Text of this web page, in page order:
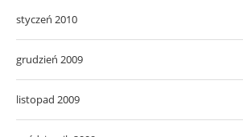
styczeń 2010
grudzień 2009
listopad 2009